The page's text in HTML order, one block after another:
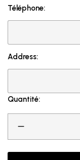
Téléphone:
Address:
Quantité: